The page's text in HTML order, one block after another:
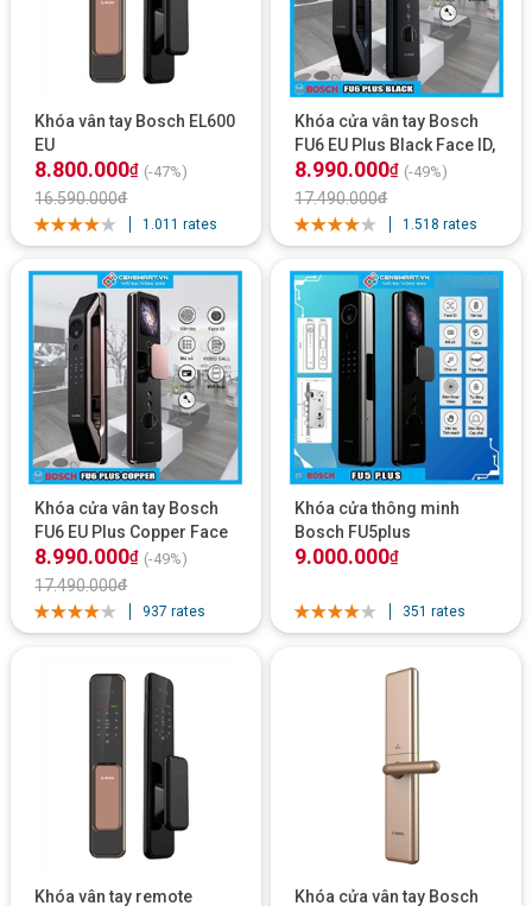
Khóa vân tay Bosch EL600
EU
8.800.000₫ (-47%)
16.590.000₫
1.011 rates
Khóa cửa vân tay Bosch
FU6 EU Plus Black Face ID,
App Wifi
8.990.000₫ (-49%)
17.490.000₫
1.518 rates
Khóa cửa vân tay Bosch
FU6 EU Plus Copper Face
ID, App Wifi
8.990.000₫ (-49%)
17.490.000₫
937 rates
Khóa cửa thông minh
Bosch FU5plus
9.000.000₫
351 rates
Khóa vân tay remote Khóa cửa vân tay Bosch